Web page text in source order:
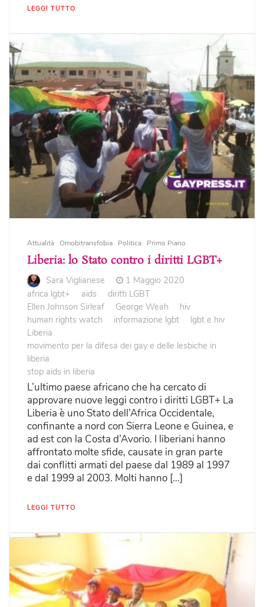
LEGGI TUTTO
Attualità Omobitransfobia Politica Primo Piano
Liberia: lo Stato contro i diritti LGBT+
Sara Viglianese
1 Maggio 2020
africa lgbt+
aids
diritti LGBT
Ellen Johnson Sirleaf
George Weah
hiv
human rights watch
informazione lgbt
lgbt e hiv
Liberia
movimento per la difesa dei gay e delle lesbiche in
liberia
stop aids in liberia
L’ultimo paese africano che ha cercato di
approvare nuove leggi contro i diritti LGBT+ La
Liberia è uno Stato dell’Africa Occidentale,
confinante a nord con Sierra Leone e Guinea, e
ad est con la Costa d’Avorio. I liberiani hanno
affrontato molte sfide, causate in gran parte
dai conflitti armati del paese dal 1989 al 1997
e dal 1999 al 2003. Molti hanno […]
LEGGI TUTTO